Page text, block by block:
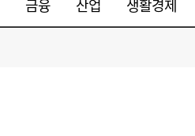
금융 산업 생활경제